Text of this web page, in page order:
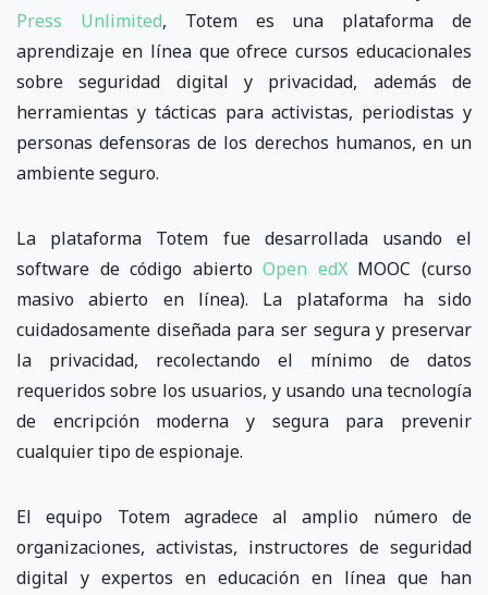
Press Unlimited, Totem es una plataforma de
aprendizaje en línea que ofrece cursos educacionales
sobre seguridad digital y privacidad, además de
herramientas y tácticas para activistas, periodistas y
personas defensoras de los derechos humanos, en un
ambiente seguro.
La plataforma Totem fue desarrollada usando el
software de código abiertoOpen edXMOOC (curso
masivo abierto en línea). La plataforma ha sido
cuidadosamente diseñada para ser segura y preservar
la privacidad, recolectando el mínimo de datos
requeridos sobre los usuarios, y usando una tecnología
de encripción moderna y segura para prevenir
cualquier tipo de espionaje.
El equipo Totem agradece al amplio número de
organizaciones, activistas, instructores de seguridad
digital y expertos en educación en línea que han